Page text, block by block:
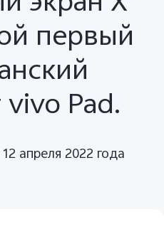
первый
Pad.
апреля 2022 года